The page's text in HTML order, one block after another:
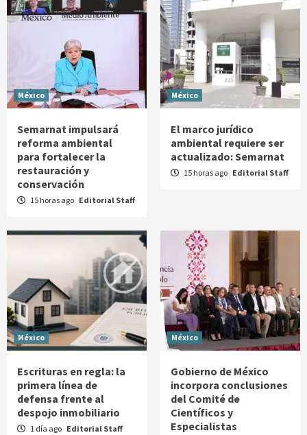
México
Semarnat impulsará
reforma ambiental
para fortalecer la
restauración y
conservación
15 horas ago Editorial Staff
México
El marco jurídico
ambiental requiere ser
actualizado: Semarnat
15 horas ago Editorial Staff
México
Escrituras en regla: la
primera línea de
defensa frente al
despojo inmobiliario
1 día ago Editorial Staff
México
Gobierno de México
incorpora conclusiones
del Comité de
Científicos y
Especialistas